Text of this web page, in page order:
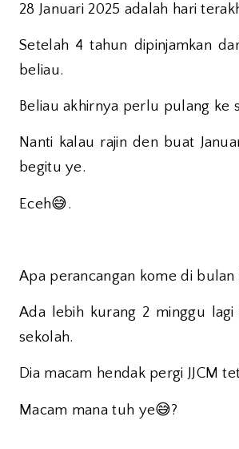
28 Januari 2025 adalah hari
Setelah 4 tahun dipinjamkan
beliau.
Beliau akhirnya perlu pulang ke
Nanti kalau rajin den buat
begitu ye.
Eceh😅.
Apa perancangan kome di bulan
Ada lebih kurang 2 minggu lagi
sekolah.
Dia macam hendak pergi JJCM
Macam mana tuh ye😅?